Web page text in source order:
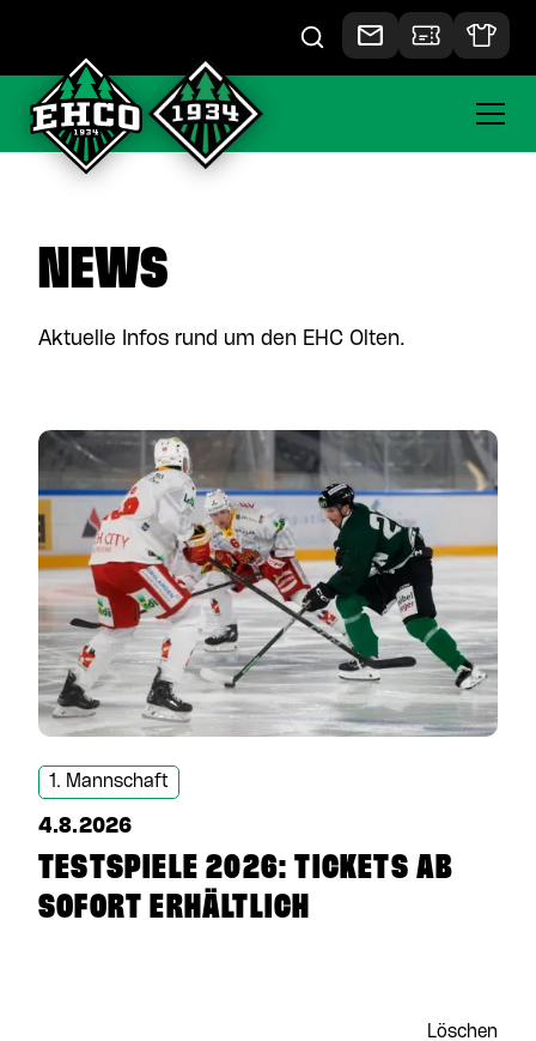
NEWS
Aktuelle Infos rund um den EHC Olten.
1. Mannschaft
4.8.2026
TESTSPIELE 2026: TICKETS AB
SOFORT ERHÄLTLICH
Löschen